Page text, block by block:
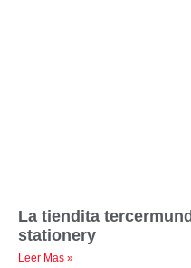
La tiendita
stationery
Leer Mas »